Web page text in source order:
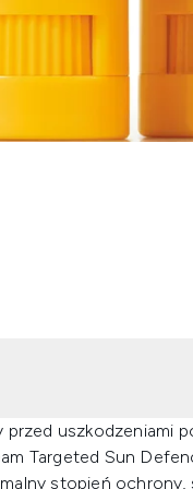
przed uszkodzeniami
Targeted Sun
stopień